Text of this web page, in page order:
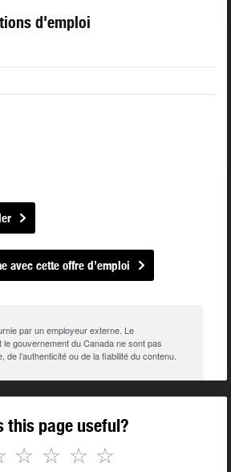
d'emploi
avec cette offre d’emploi
par un employeur externe. Le
le gouvernement du Canada ne sont pas
de l’authenticité ou de la fiabilité du contenu.
this page useful?
☆
☆
☆
☆